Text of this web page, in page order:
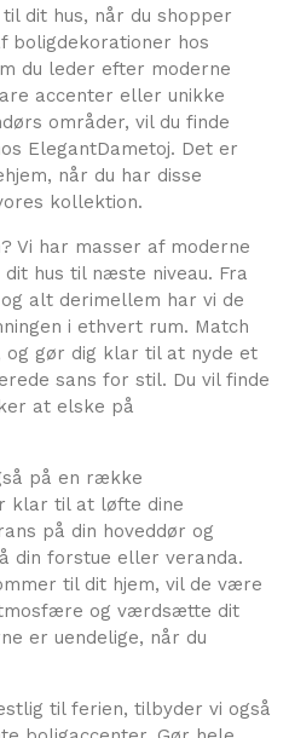
dit hus, når du shopper
boligdekorationer hos
du leder efter moderne
accenter eller unikke
områder, vil du finde
ElegantDametoj. Det er
når du har disse
kollektion.
Vi har masser af moderne
hus til næste niveau. Fra
alt derimellem har vi de
i ethvert rum. Match
gør dig klar til at nyde et
sans for stil. Du vil finde
at elske på
på en række
klar til at løfte dine
på din hoveddør og
din forstue eller veranda.
til dit hjem, vil de være
og værdsætte dit
er uendelige, når du
til ferien, tilbyder vi også